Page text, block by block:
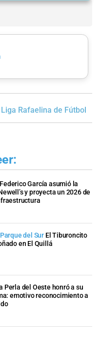
Liga Rafaelina de Fútbol
Federico García asumió la
y proyecta un 2026 de
del Sur El Tiburoncito
en El Quillá
Perla del Oeste honró a su
emotivo reconocimiento a